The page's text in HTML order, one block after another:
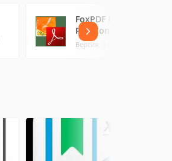
FoxPDF Free PNG to
PDF Converter
Версия: 3.0 (5.48 МБ)